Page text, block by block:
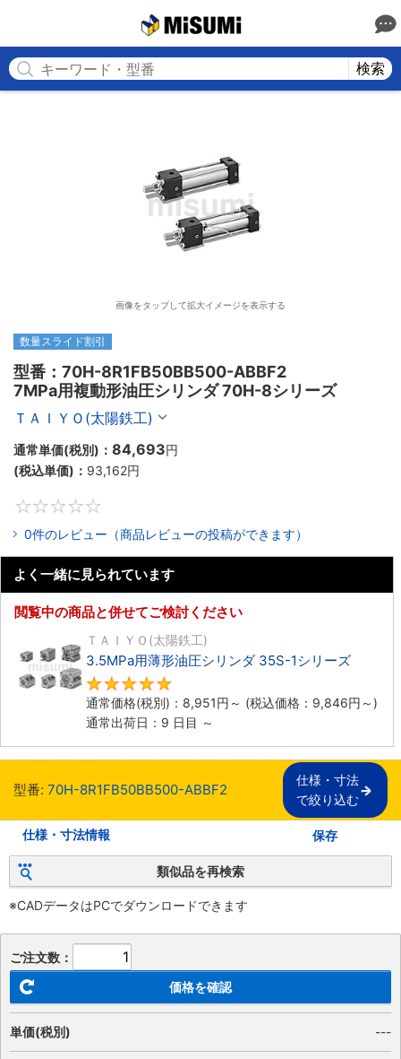
検索
画像をタップして拡大イメージを表示する
数量スライド割引
型番：70H-8R1FB50BB500-ABBF2
7MPa用複動形油圧シリンダ 70H-8シリーズ
ＴＡＩＹＯ(太陽鉄工)
通常単価(税別)： 84,693円
(税込単価)： 93,162円
0件のレビュー（商品レビューの投稿ができます）
よく一緒に見られています
閲覧中の商品と併せてご検討ください
ＴＡＩＹＯ(太陽鉄工)
3.5MPa用薄形油圧シリンダ 35S-1シリーズ
通常価格(税別)： 8,951円 ～ (税込価格： 9,846円 ～)
通常出荷日：9 日目 ～
型番: 70H-8R1FB50BB500-ABBF2
仕様・寸法
で絞り込む
仕様・寸法情報 保存
類似品を再検索
※CADデータはPCでダウンロードできます
ご注文数：
価格を確認
単価(税別) ---